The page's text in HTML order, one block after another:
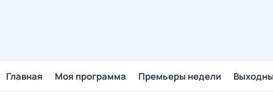
Главная Моя программа Премьеры недели